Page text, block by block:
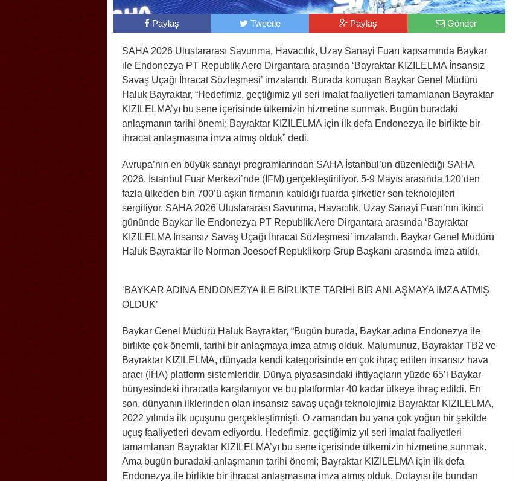
Paylaş Tweetle Paylaş Gönder
SAHA 2026 Uluslararası Savunma, Havacılık, Uzay Sanayi Fuarı kapsamında Baykar
ile Endonezya PT Republik Aero Dirgantara arasında ‘Bayraktar KIZILELMA İnsansız
Savaş Uçağı İhracat Sözleşmesi’ imzalandı. Burada konuşan Baykar Genel Müdürü
Haluk Bayraktar, “Hedefimiz, geçtiğimiz yıl seri imalat faaliyetleri tamamlanan Bayraktar
KIZILELMA’yı bu sene içerisinde ülkemizin hizmetine sunmak. Bugün buradaki
anlaşmanın tarihi önemi; Bayraktar KIZILELMA için ilk defa Endonezya ile birlikte bir
ihracat anlaşmasına imza atmış olduk” dedi.
Avrupa’nın en büyük sanayi programlarından SAHA İstanbul’un düzenlediği SAHA
2026, İstanbul Fuar Merkezi’nde (İFM) gerçekleştiriliyor. 5-9 Mayıs arasında 120’den
fazla ülkeden bin 700’ü aşkın firmanın katıldığı fuarda şirketler son teknolojileri
sergiliyor. SAHA 2026 Uluslararası Savunma, Havacılık, Uzay Sanayi Fuarı’nın ikinci
gününde Baykar ile Endonezya PT Republik Aero Dirgantara arasında ‘Bayraktar
KIZILELMA İnsansız Savaş Uçağı İhracat Sözleşmesi’ imzalandı. Baykar Genel Müdürü
Haluk Bayraktar ile Norman Joesoef Repuklikorp Grup Başkanı arasında imza atıldı.
‘BAYKAR ADINA ENDONEZYA İLE BİRLİKTE TARİHİ BİR ANLAŞMAYA İMZA ATMIŞ
OLDUK’
Baykar Genel Müdürü Haluk Bayraktar, “Bugün burada, Baykar adına Endonezya ile
birlikte çok önemli, tarihi bir anlaşmaya imza atmış olduk. Malumunuz, Bayraktar TB2 ve
Bayraktar KIZILELMA, dünyada kendi kategorisinde en çok ihraç edilen insansız hava
aracı (İHA) platform sistemleridir. Dünya piyasasındaki ihtiyaçların yüzde 65’i Baykar
bünyesindeki ihracatla karşılanıyor ve bu platformlar 40 kadar ülkeye ihraç edildi. En
son, dünyanın ilklerinden olan insansız savaş uçağı teknolojimiz Bayraktar KIZILELMA,
2022 yılında ilk uçuşunu gerçekleştirmişti. O zamandan bu yana çok yoğun bir şekilde
uçuş faaliyetleri devam ediyordu. Hedefimiz, geçtiğimiz yıl seri imalat faaliyetleri
tamamlanan Bayraktar KIZILELMA’yı bu sene içerisinde ülkemizin hizmetine sunmak.
Ama bugün buradaki anlaşmanın tarihi önemi; Bayraktar KIZILELMA için ilk defa
Endonezya ile birlikte bir ihracat anlaşmasına imza atmış olduk. Dolayısı ile bundan